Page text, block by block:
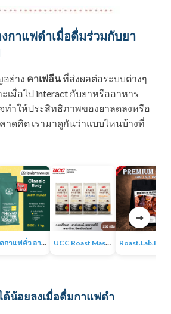
กาแฟดำเมื่อดื่มร่วมกับยา
ย่าง คาเฟอีนที่ส่งผลต่อระบบต่างๆ
เมื่อไป interact กับยาหรืออาหาร
ทำให้ประสิทธิภาพของยาลดลงหรือ
าดคิด เรามาดูกันว่าแบบไหนบ้างที่
เมล็ดกาแฟคั่ว อาราบิก้า 100% 1KG UCC Roast Master กาแฟคั่วบด 250 ก.
➔
ด้น้อยลงเมื่อดื่มกาแฟดำ